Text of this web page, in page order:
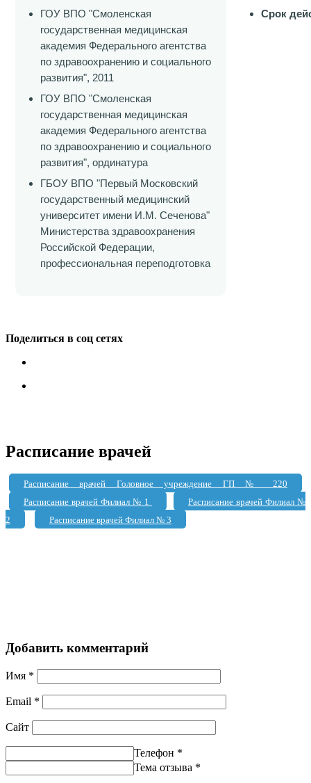
ГОУ ВПО "Смоленская
государственная медицинская
академия Федерального агентства
по здравоохранению и социального
развития", 2011
ГОУ ВПО "Смоленская
государственная медицинская
академия Федерального агентства
по здравоохранению и социального
развития", ординатура
ГБОУ ВПО "Первый Московский
государственный медицинский
университет имени И.М. Сеченова"
Министерства здравоохранения
Российской Федерации,
профессиональная переподготовка
Срок
Поделиться в соц сетях
Расписание врачей
Расписание врачей Головное учреждение ГП № 220
Расписание врачей Филиал № 1
Расписание врачей Филиал №
2
Расписание врачей Филиал № 3
Добавить комментарий
Имя *
Email *
Сайт
Телефон *
Тема отзыва *